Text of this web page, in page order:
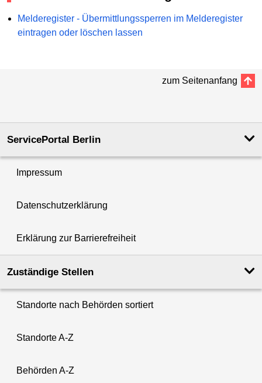
Melderegister - Übermittlungssperren im Melderegister
eintragen oder löschen lassen
zum Seitenanfang
ServicePortal Berlin
Impressum
Datenschutzerklärung
Erklärung zur Barrierefreiheit
Zuständige Stellen
Standorte nach Behörden sortiert
Standorte A-Z
Behörden A-Z